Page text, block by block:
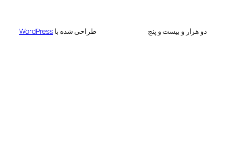
دو هزار و بیست و پنج طراحی شده با WordPress